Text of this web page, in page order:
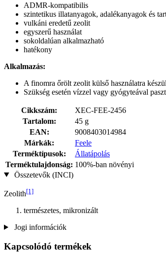
ADMR-kompatibilis
szintetikus illatanyagok, adalékanyagok és
vulkáni eredetű zeolit
egyszerű használat
sokoldalúan alkalmazható
hatékony
Alkalmazás:
A finomra őrölt zeolit külső használatra
Szükség esetén vízzel vagy gyógyteával
Cikkszám:
XEC-FEE-2456
Tartalom:
45 g
EAN:
9008403014984
Márkák:
Feele
Terméktípusok:
Állatápolás
Terméktulajdonság: 100%-ban növényi
Összetevők (INCI)
Zeolith[1]
természetes, mikronizált
Jogi információk
Kapcsolódó termékek